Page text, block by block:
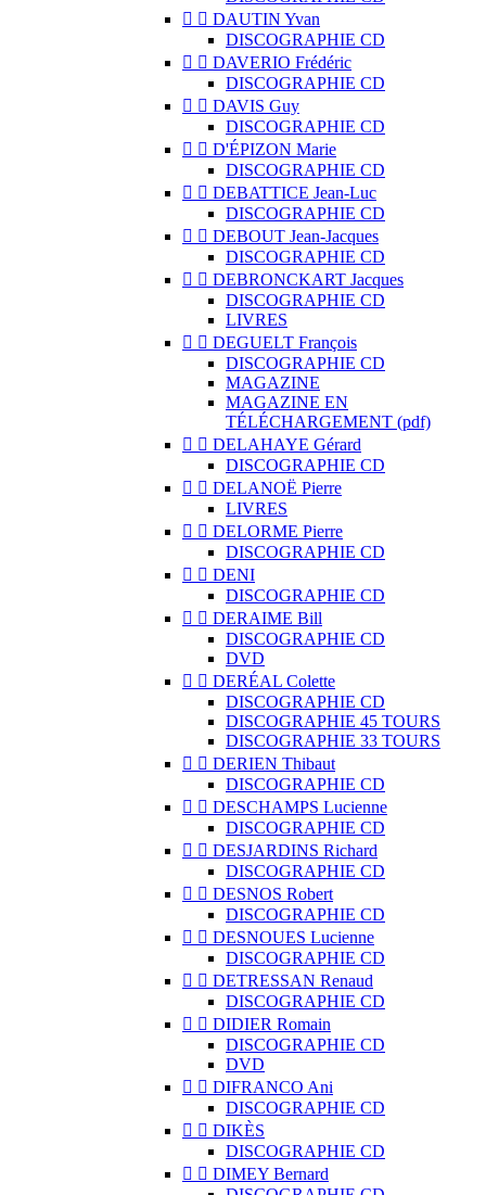
  DAUTIN Yvan
DISCOGRAPHIE CD
  DAVERIO Frédéric
DISCOGRAPHIE CD
  DAVIS Guy
DISCOGRAPHIE CD
  D'ÉPIZON Marie
DISCOGRAPHIE CD
  DEBATTICE Jean-Luc
DISCOGRAPHIE CD
  DEBOUT Jean-Jacques
DISCOGRAPHIE CD
  DEBRONCKART Jacques
DISCOGRAPHIE CD
LIVRES
  DEGUELT François
DISCOGRAPHIE CD
MAGAZINE
MAGAZINE EN
TÉLÉCHARGEMENT (pdf)
  DELAHAYE Gérard
DISCOGRAPHIE CD
  DELANOË Pierre
LIVRES
  DELORME Pierre
DISCOGRAPHIE CD
  DENI
DISCOGRAPHIE CD
  DERAIME Bill
DISCOGRAPHIE CD
DVD
  DERÉAL Colette
DISCOGRAPHIE CD
DISCOGRAPHIE 45 TOURS
DISCOGRAPHIE 33 TOURS
  DERIEN Thibaut
DISCOGRAPHIE CD
  DESCHAMPS Lucienne
DISCOGRAPHIE CD
  DESJARDINS Richard
DISCOGRAPHIE CD
  DESNOS Robert
DISCOGRAPHIE CD
  DESNOUES Lucienne
DISCOGRAPHIE CD
  DETRESSAN Renaud
DISCOGRAPHIE CD
  DIDIER Romain
DISCOGRAPHIE CD
DVD
  DIFRANCO Ani
DISCOGRAPHIE CD
  DIKÈS
DISCOGRAPHIE CD
  DIMEY Bernard